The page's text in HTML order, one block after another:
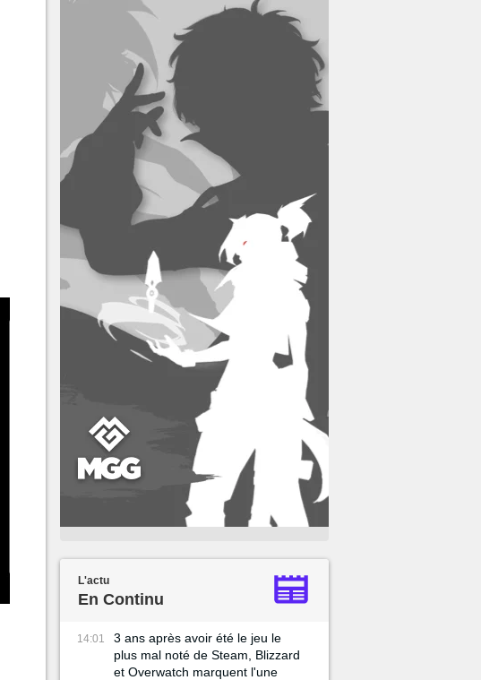
L'actu
En Continu
14:01
3 ans après avoir été le jeu le
plus mal noté de Steam, Blizzard
et Overwatch marquent l'une